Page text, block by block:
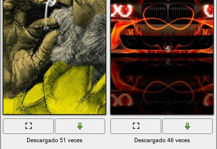
Descargado 51 veces Descargado 46 veces